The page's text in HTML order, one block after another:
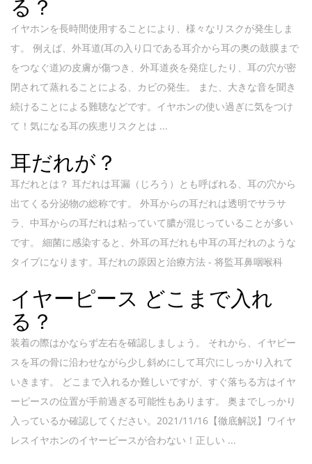
る？
イヤホンを長時間使用することにより、様々なリスクが発生しま
す。 例えば、外耳道(耳の入り口である耳介から耳の奥の鼓膜まで
をつなぐ道)の皮膚が傷つき、外耳道炎を発症したり、耳の穴が密
閉されて蒸れることによる、カビの発生。 また、大きな音を聞き
続けることによる難聴などです。イヤホンの使い過ぎに気をつけ
て！気になる耳の疾患リスクとは ...
耳だれが？
耳だれとは？ 耳だれは耳漏（じろう）とも呼ばれる、耳の穴から
出てくる分泌物の総称です。 外耳からの耳だれは透明でサラサ
ラ、中耳からの耳だれは粘っていて膿が混じっていることが多い
です。 細菌に感染すると、外耳の耳だれも中耳の耳だれのような
タイプになります。耳だれの原因と治療方法 - 将監耳鼻咽喉科
イヤーピース どこまで入れ
る？
装着の際はかならず左右を確認しましょう。 それから、イヤピー
スを耳の骨に沿わせながら少し斜めにして耳穴にしっかり入れて
いきます。 どこまで入れるか難しいですが、すぐ落ちる方はイヤ
ーピースの位置が手前過ぎる可能性もあります。 奥までしっかり
入っているか確認してください。2021/11/16【徹底解説】ワイヤ
レスイヤホンのイヤーピースが合わない！正しい ...